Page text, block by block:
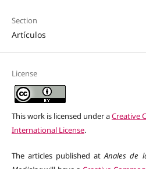
Section
Artículos
License
This work is licensed under aCreative
International License.
The articles published atAnales de